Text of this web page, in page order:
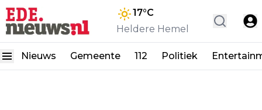
17°C
Heldere Hemel
Nieuws Gemeente 112 Politiek